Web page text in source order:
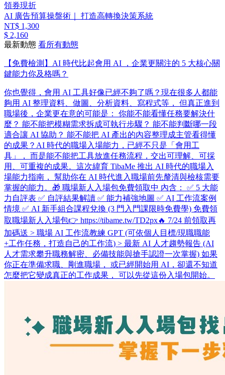
領券現折
AI 廣告預算操盤術｜ 打造高轉換決策系統
NT$ 1,300
$ 2,160
最新動態 看所有動態
【免費檢測】AI 時代比起會用 AI ，企業更關注的 5 大核心關
鍵能力你及格嗎？
你也覺得，會用 AI 工具好像已經不夠了嗎？ ​ 現在很多人都能
夠用 AI 整理資料、做圖、分析資料、寫程式等， 但真正進到
職場後，企業更在意的可能是： 你能不能看懂任務要解決什
麼？ 能不能把模糊需求拆成可執行步驟？ 能不能判斷哪一段
適合讓 AI 協助？ 能不能把 AI 產出的內容整理成主管看得懂
的成果？ ​ AI 時代的職場入場能力，已經不只是「會用工
具」， 而是能不能把工具放進任務流程，交出可理解、可採
用、可重複的成果。 ​ 這次緯育 TibaMe 推出 AI 時代的職場入
場能力指南， 幫助你在 AI 時代進入職場前先釐清與檢核需要
掌握的能力。 ​ 🎁 職場新人入場包免費領取中 內含： ✅ 5 大能
力自評表 ✅ 自評結果解讀 ✅ 能力補強地圖 ✅ AI 工作流案例
情境 ✅ AI 新手組合課程兌換 (3 門入門課限時免費學) 免費領
取職場新人入場包👉 https://tibame.tw/TD2px ​ 🔥 7/24 前領取再
加碼送 > 職場 AI 工作流教練 GPT (可依個人目標/現職職能
+工作任務，打造自己的工作流) > 最新 AI 人才趨勢報告 (AI
人才需求攀升職務解密、必備技能與搶手認證一次掌握) 如果
你正在準備求職、剛進職場， 或已經開始用 AI，卻還不知道
怎麼把它變成真正的工作成果， 可以先從這份入場包開始。 ​